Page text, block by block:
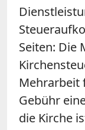
Seiten: Die
Mehrarbeit
Gebühr
die Kirche